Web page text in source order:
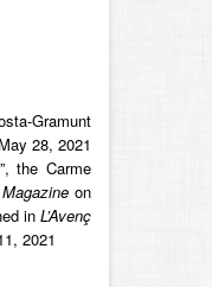
Gramunt
28, 2021
”, the Carme
on
inL’Avenç
2021